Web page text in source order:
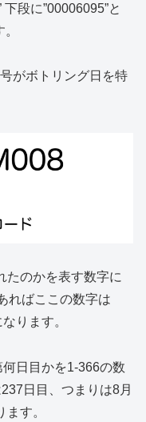
段に”00006095”と
がボトリング日を特
たのかを表す数字に
ればここの数字は
ります。
日目かを1-366の数
日目、つまりは8月
す。